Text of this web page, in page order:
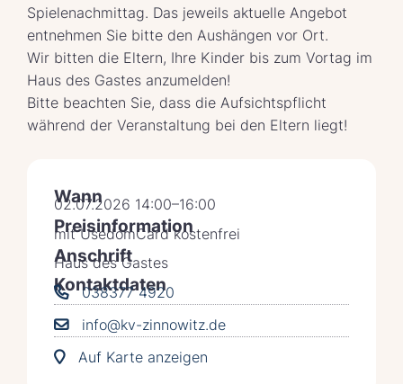
Spielenachmittag. Das jeweils aktuelle Angebot
entnehmen Sie bitte den Aushängen vor Ort.
Wir bitten die Eltern, Ihre Kinder bis zum Vortag im
Haus des Gastes anzumelden!
Bitte beachten Sie, dass die Aufsichtspflicht
während der Veranstaltung bei den Eltern liegt!
Wann
02.07.2026 14:00–16:00
Preisinformation
mit UsedomCard kostenfrei
Anschrift
Haus des Gastes
Kontaktdaten
038377 4920
info@kv-zinnowitz.de
Auf Karte anzeigen